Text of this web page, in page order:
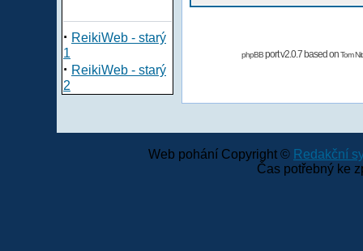
· ReikiWeb - starý
1
· ReikiWeb - starý
2
phpBBport v2.0.7 based onTom
Web pohání Copyright © Redakční
Čas potřebný ke